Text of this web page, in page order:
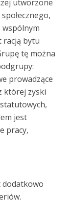
utworzone
wspólnym
racją bytu
tę można
prowadzące
której zyski
jest
pracy,
dodatkowo